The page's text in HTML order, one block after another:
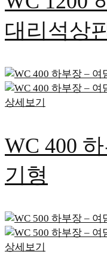
대리석상
상세보기
WC 400
기형
상세보기